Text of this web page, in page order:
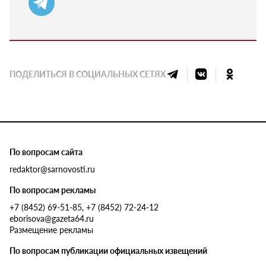
ПОДЕЛИТЬСЯ В СОЦИАЛЬНЫХ СЕТЯХ
По вопросам сайта
redaktor@sarnovosti.ru
По вопросам рекламы
+7 (8452) 69-51-85, +7 (8452) 72-24-12
eborisova@gazeta64.ru
Размещение рекламы
По вопросам публикации официальных извещений